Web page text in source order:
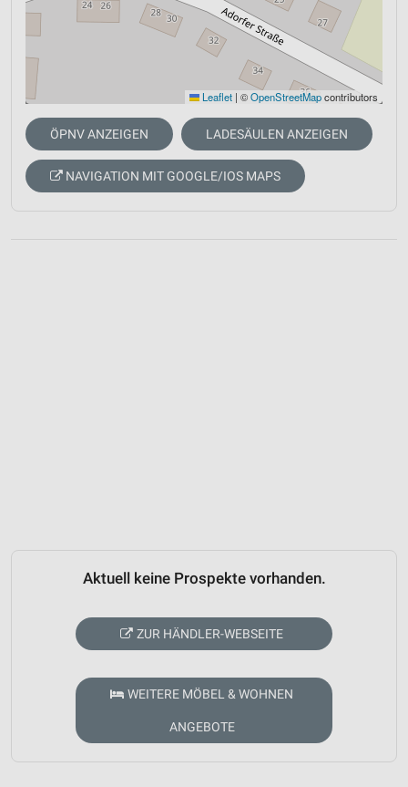
Leaflet | ©OpenStreetMapcontributors
ÖPNV ANZEIGEN LADESÄULEN ANZEIGEN
NAVIGATION MIT GOOGLE/IOS MAPS
Aktuell keine Prospekte vorhanden.
ZUR HÄNDLER-WEBSEITE
WEITERE MÖBEL & WOHNEN
ANGEBOTE